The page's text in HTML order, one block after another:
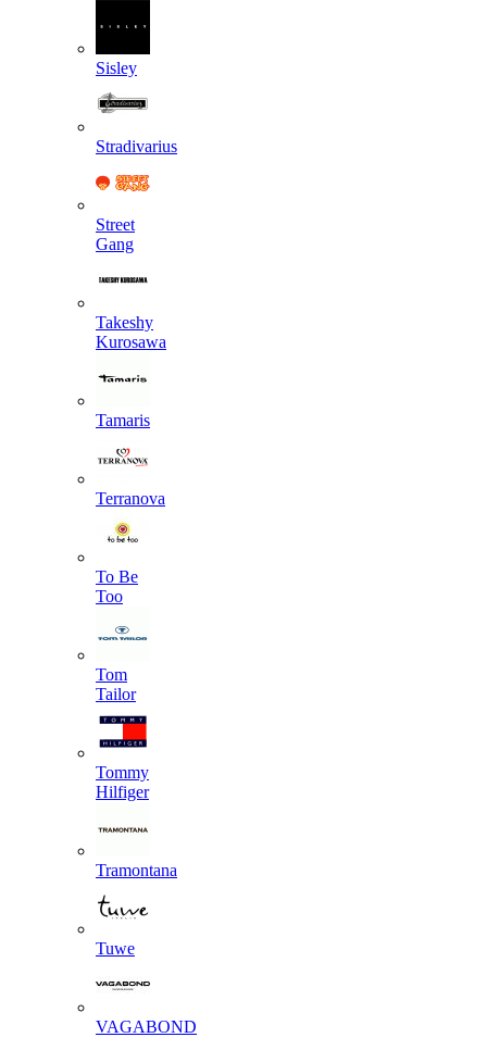
Sisley
Stradivarius
Street
Gang
Takeshy
Kurosawa
Tamaris
Terranova
To Be
Too
Tom
Tailor
Tommy
Hilfiger
Tramontana
Tuwe
VAGABOND